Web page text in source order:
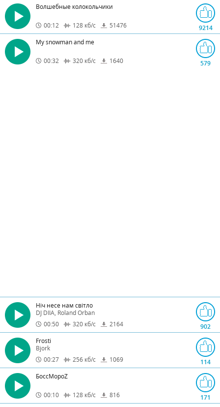
Волшебные колокольчики
00:12 128 кб/с 51476
9214
My snowman and me
00:32 320 кб/с 1640 579
Ніч несе нам світло
DJ DIIA, Roland Orban
00:50
320 кб/с 2164
902
Frosti
Bjork
00:27
256 кб/с 1069
114
БоссМороZ
00:10 128 кб/с 816
171